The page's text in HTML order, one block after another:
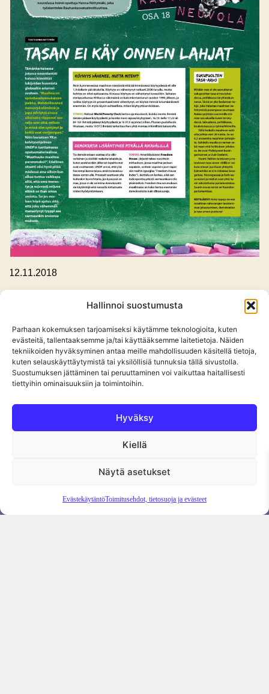
Hallinnoi suostumusta
Parhaan kokemuksen tarjoamiseksi käytämme teknologioita, kuten
evästeitä, tallentaaksemme ja/tai käyttääksemme laitetietoja. Näiden
tekniikoiden hyväksyminen antaa meille mahdollisuuden käsitellä tietoja,
kuten selauskäyttäytymistä tai yksilöllisiä tunnuksia tällä sivustolla.
Suostumuksen jättäminen tai peruuttaminen voi vaikuttaa haitallisesti
tiettyihin ominaisuuksiin ja toimintoihin.
Hyväksy
Kiellä
Näytä asetukset
EvästekäytäntöToimitusehdot, tietosuoja ja evästeet
12.11.2018
Rauhankasvatus­neuvola 18: Tasan ei
Rauhankasvatus on hieno sana, jota ei ole syytä
hylätä, vaikkei se ole ollutkaan muodissa sitten 1980-
luvun. Sitä paitsi jokaisen meistä ...